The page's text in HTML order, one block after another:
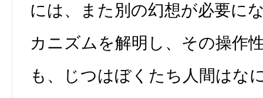
には、また別の幻想が必要に
カニズムを解明し、その操作
も、じつはぼくたち人間はな